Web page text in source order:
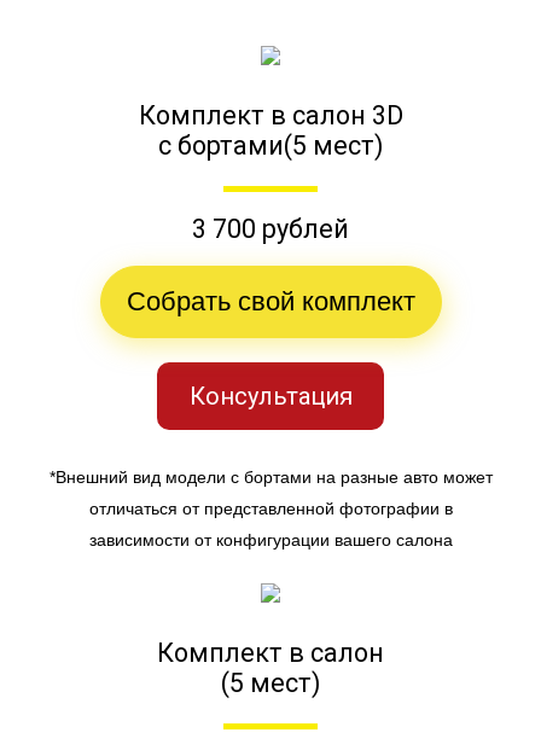
Комплект в салон 3D
с бортами(5 мест)
3 700 рублей
Собрать свой комплект
Консультация
*Внешний вид модели с бортами на разные авто может
отличаться от представленной фотографии в
зависимости от конфигурации вашего салона
Комплект в салон
(5 мест)